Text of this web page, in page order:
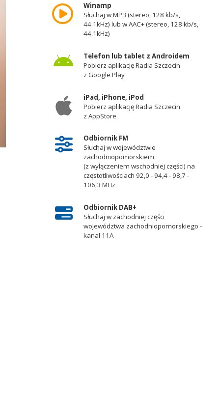
Winamp
Słuchaj w MP3 (stereo, 128 kb/s,
44.1kHz) lub w AAC+ (stereo, 128 kb/s,
44.1kHz)
Telefon lub tablet z Androidem
Pobierz aplikację Radia Szczecin
z Google Play
iPad, iPhone, iPod
Pobierz aplikację Radia Szczecin
z AppStore
Odbiornik FM
Słuchaj w województwie
zachodniopomorskiem
(z wyłączeniem wschodniej części) na
częstotliwościach 92,0 - 94,4 - 98,7 -
106,3 MHz
Odbiornik DAB+
Słuchaj w zachodniej części
województwa zachodniopomorskiego -
kanał 11A